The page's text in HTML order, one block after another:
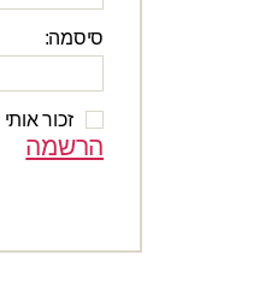
סיסמה:
זכור אותי
הרשמה